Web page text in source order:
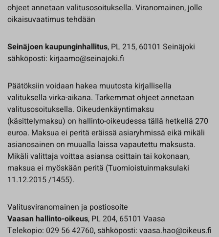
ohjeet annetaan valitusosoituksella. Viranomainen, jolle
oikaisuvaatimus tehdään
Seinäjoen kaupunginhallitus, PL 215, 60101 Seinäjoki
sähköposti: kirjaamo@seinajoki.fi
Päätöksiin voidaan hakea muutosta kirjallisella
valituksella virka-aikana. Tarkemmat ohjeet annetaan
valitusosoituksella. Oikeudenkäyntimaksu
(käsittelymaksu) on hallinto-oikeudessa tällä hetkellä 270
euroa. Maksua ei peritä eräissä asiaryhmissä eikä mikäli
asianosainen on muualla laissa vapautettu maksusta.
Mikäli valittaja voittaa asiansa osittain tai kokonaan,
maksua ei myöskään peritä (Tuomioistuinmaksulaki
11.12.2015 /1455).
Valitusviranomainen ja postiosoite
Vaasan hallinto-oikeus, PL 204, 65101 Vaasa
Telekopio: 029 56 42760, sähköposti: vaasa.hao@oikeus.fi